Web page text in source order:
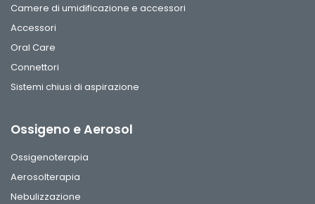
Camere di umidificazione e accessori
Accessori
Oral Care
Connettori
Sistemi chiusi di aspirazione
Ossigeno e Aerosol
Ossigenoterapia
Aerosolterapia
Nebulizzazione